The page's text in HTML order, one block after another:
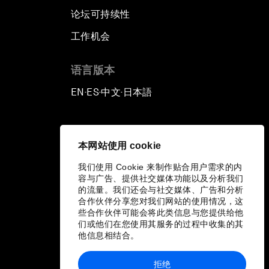
本网站使用 cookie
我们使用 Cookie 来制作贴合用户需求的内
容与广告、提供社交媒体功能以及分析我们
的流量。我们还会与社交媒体、广告和分析
合作伙伴分享您对我们网站的使用情况，这
些合作伙伴可能会将此类信息与您提供给他
们或他们在您使用其服务的过程中收集的其
他信息相结合。
拒绝
论坛可持续性
工作机会
语言版本
EN ▪ES▪中文▪ 日本語